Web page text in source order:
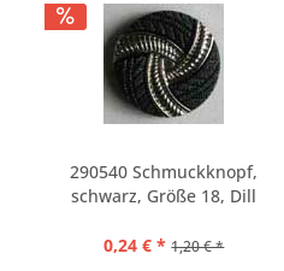
290540 Schmuckknopf,
schwarz, Größe 18, Dill
0,24 € * 1,20 € *